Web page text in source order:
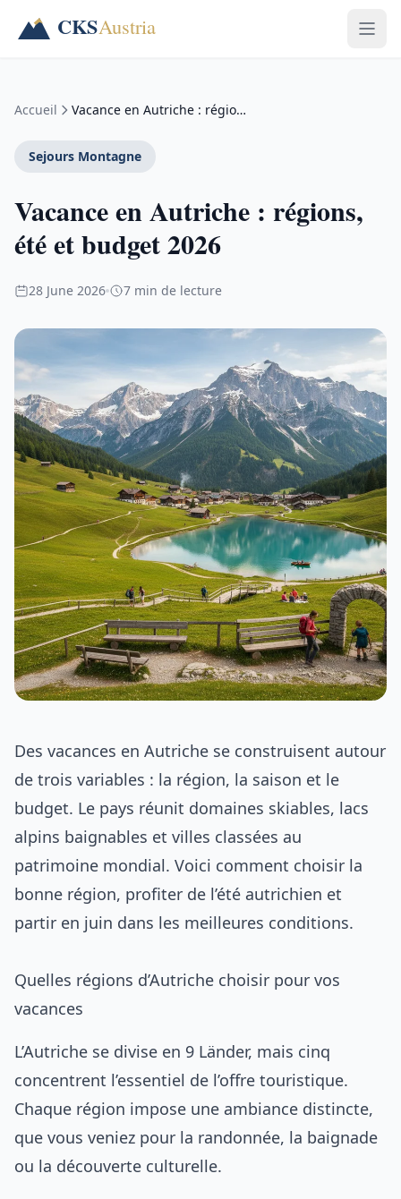
Accueil Vacance en Autriche : régions, été et budget 2026
Sejours Montagne
Vacance en Autriche : régions,
été et budget 2026
28 June 2026 7 min de lecture
Des vacances en Autriche se construisent autour
de trois variables : la région, la saison et le
budget. Le pays réunit domaines skiables, lacs
alpins baignables et villes classées au
patrimoine mondial. Voici comment choisir la
bonne région, profiter de l’été autrichien et
partir en juin dans les meilleures conditions.
Quelles régions d’Autriche choisir pour vos
vacances
L’Autriche se divise en 9 Länder, mais cinq
concentrent l’essentiel de l’offre touristique.
Chaque région impose une ambiance distincte,
que vous veniez pour la randonnée, la baignade
ou la découverte culturelle.